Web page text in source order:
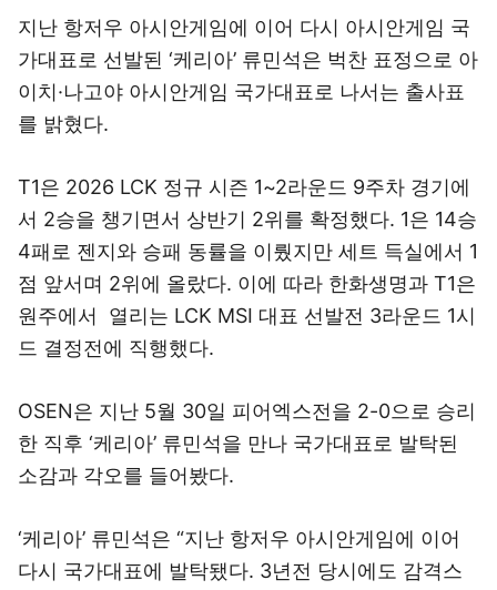
지난 항저우 아시안게임에 이어 다시 아시안게임 국
가대표로 선발된 ‘케리아’ 류민석은 벅찬 표정으로 아
이치·나고야 아시안게임 국가대표로 나서는 출사표
를 밝혔다.
T1은 2026 LCK 정규 시즌 1~2라운드 9주차 경기에
서 2승을 챙기면서 상반기 2위를 확정했다. 1은 14승
4패로 젠지와 승패 동률을 이뤘지만 세트 득실에서 1
점 앞서며 2위에 올랐다. 이에 따라 한화생명과 T1은
원주에서 열리는 LCK MSI 대표 선발전 3라운드 1시
드 결정전에 직행했다.
OSEN은 지난 5월 30일 피어엑스전을 2-0으로 승리
한 직후 ‘케리아’ 류민석을 만나 국가대표로 발탁된
소감과 각오를 들어봤다.
‘케리아’ 류민석은 “지난 항저우 아시안게임에 이어
다시 국가대표에 발탁됐다. 3년전 당시에도 감격스